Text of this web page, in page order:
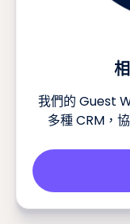
我們的 Guest
多種 CRM，